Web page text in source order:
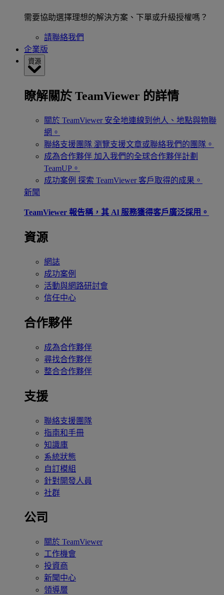
需要協助選擇理想的解決方案、下單或升級授權嗎？
請聯絡我們
企業版
資源
瞭解關於 TeamViewer 的詳情
關於 TeamViewer 安全地連線到他人、地點與物聯
網。
聯絡支援團隊 瀏覽支援文章或聯絡我們的團隊。
成為合作夥伴 加入我們的全球合作夥伴計劃
TeamUP。
成功案例 探索 TeamViewer 客戶取得的成果。
新聞
TeamViewer 報告稱，其 Al 服務獲得客戶廣泛採用。
資源
網誌
成功案例
活動與網路研討會
信任中心
合作夥伴
成為合作夥伴
尋找合作夥伴
整合合作夥伴
支援
聯絡支援團隊
指南和手冊
知識庫
系統狀態
自訂模組
針對開發人員
社群
公司
關於 TeamViewer
工作機會
投資商
新聞中心
領導層